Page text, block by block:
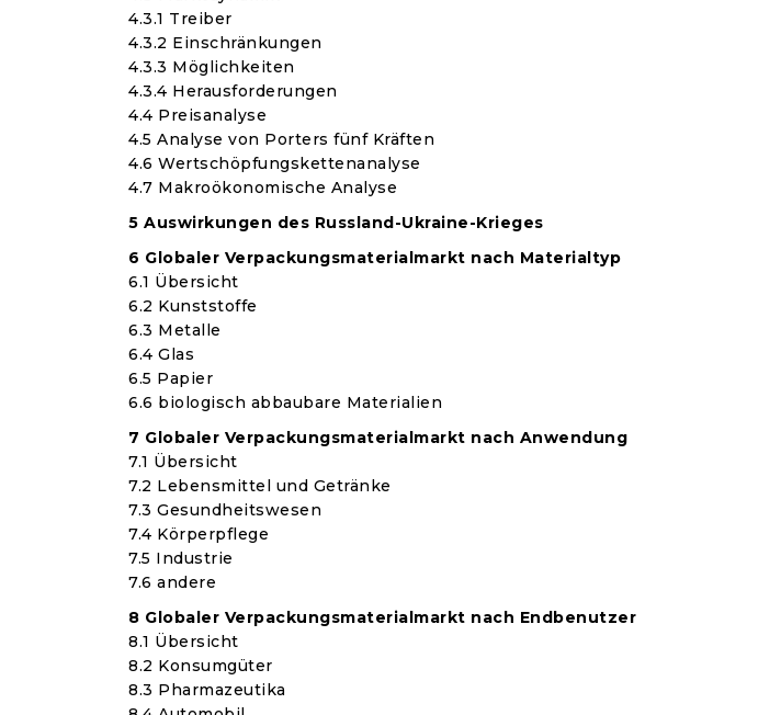
4.3.1 Treiber
4.3.2 Einschränkungen
4.3.3 Möglichkeiten
4.3.4 Herausforderungen
4.4 Preisanalyse
4.5 Analyse von Porters fünf Kräften
4.6 Wertschöpfungskettenanalyse
4.7 Makroökonomische Analyse
5 Auswirkungen des Russland-Ukraine-Krieges
6 Globaler Verpackungsmaterialmarkt nach Materialtyp
6.1 Übersicht
6.2 Kunststoffe
6.3 Metalle
6.4 Glas
6.5 Papier
6.6 biologisch abbaubare Materialien
7 Globaler Verpackungsmaterialmarkt nach Anwendung
7.1 Übersicht
7.2 Lebensmittel und Getränke
7.3 Gesundheitswesen
7.4 Körperpflege
7.5 Industrie
7.6 andere
8 Globaler Verpackungsmaterialmarkt nach Endbenutzer
8.1 Übersicht
8.2 Konsumgüter
8.3 Pharmazeutika